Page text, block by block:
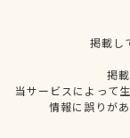
掲載し
掲
当サービスによって
情報に誤りが